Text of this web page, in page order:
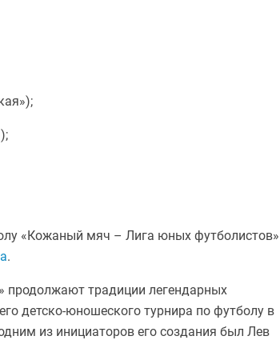
«Кожаный мяч – Лига юных футболистов»
.
традиции легендарных
детско-юношеского турнира по футболу в
из инициаторов его создания был Лев